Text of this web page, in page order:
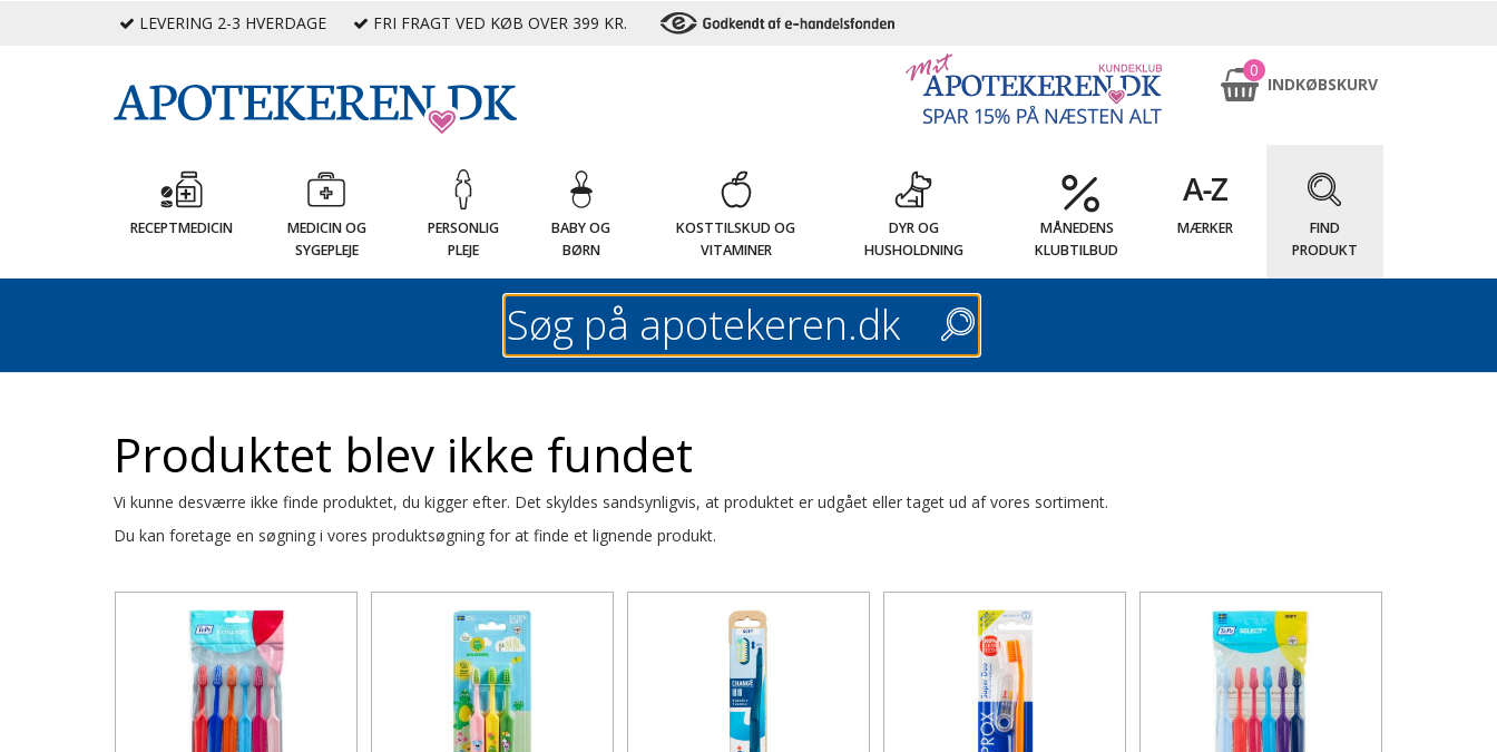
LEVERING 2-3 HVERDAGE FRI FRAGT VED KØB OVER 399 KR.
0
INDKØBSKURV
RECEPTMEDICIN
MEDICIN OG
SYGEPLEJE
PERSONLIG
PLEJE
BABY OG
BØRN
KOSTTILSKUD OG
VITAMINER
DYR OG
HUSHOLDNING
MÅNEDENS
KLUBTILBUD
MÆRKER
FIND
PRODUKT
Søg
Produktet blev ikke fundet
Vi kunne desværre ikke finde produktet, du kigger efter. Det skyldes sandsynligvis, at produktet er udgået eller taget ud af vores sortiment.
Du kan foretage en søgning i vores produktsøgning for at finde et lignende produkt.